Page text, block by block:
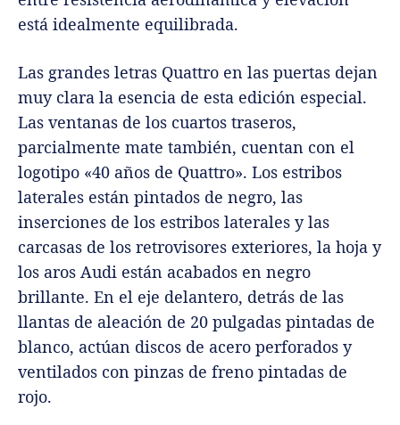
está idealmente equilibrada.
Las grandes letras Quattro en las puertas dejan
muy clara la esencia de esta edición especial.
Las ventanas de los cuartos traseros,
parcialmente mate también, cuentan con el
logotipo «40 años de Quattro». Los estribos
laterales están pintados de negro, las
inserciones de los estribos laterales y las
carcasas de los retrovisores exteriores, la hoja y
los aros Audi están acabados en negro
brillante. En el eje delantero, detrás de las
llantas de aleación de 20 pulgadas pintadas de
blanco, actúan discos de acero perforados y
ventilados con pinzas de freno pintadas de
rojo.